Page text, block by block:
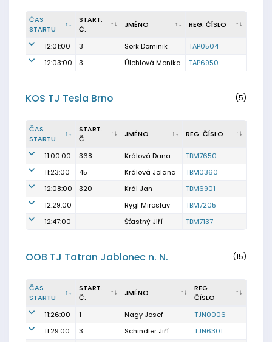
ČAS
STARTU
START.
Č.
JMÉNO REG. ČÍSLO
12:01:00 3 Sork Dominik
TAP0504
12:03:00
3 Úlehlová Monika TAP6950
KOS TJ Tesla Brno (5)
ČAS
STARTU
START.
Č.
JMÉNO REG. ČÍSLO
11:00:00 368 Králová Dana
TBM7650
11:23:00
45 Králová Jolana
TBM0360
12:08:00
320 Král Jan
TBM6901
12:29:00
Rygl Miroslav
TBM7205
12:47:00
Šťastný Jiří TBM7137
OOB TJ Tatran Jablonec n. N. (15)
ČAS
STARTU
START.
Č.
JMÉNO
REG.
ČÍSLO
11:26:00
1 Nagy Josef
TJN0006
11:29:00
3 Schindler Jiří
TJN6301